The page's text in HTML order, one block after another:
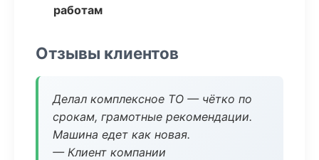
работам
Отзывы клиентов
Делал комплексное ТО — чётко по
срокам, грамотные рекомендации.
Машина едет как новая.
— Клиент компании